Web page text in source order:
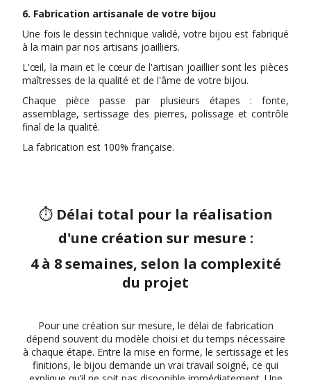
6. Fabrication artisanale de votre bijou
Une fois le dessin technique validé, votre bijou est fabriqué
à la main par nos artisans joailliers.
L'œil, la main et le cœur de l'artisan joaillier sont les pièces
maîtresses de la qualité et de l'âme de votre bijou.
Chaque pièce passe par plusieurs étapes : fonte,
assemblage, sertissage des pierres, polissage et contrôle
final de la qualité.
La fabrication est 100% française.
⏱️ Délai total pour la réalisation
d'une création sur mesure :
4 à 8 semaines, selon la complexité
du projet
Pour une création sur mesure, le délai de fabrication
dépend souvent du modèle choisi et du temps nécessaire
à chaque étape. Entre la mise en forme, le sertissage et les
finitions, le bijou demande un vrai travail soigné, ce qui